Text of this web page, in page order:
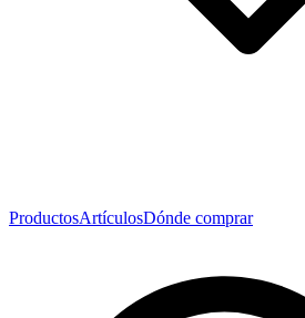
ProductosArtículosDónde comprar